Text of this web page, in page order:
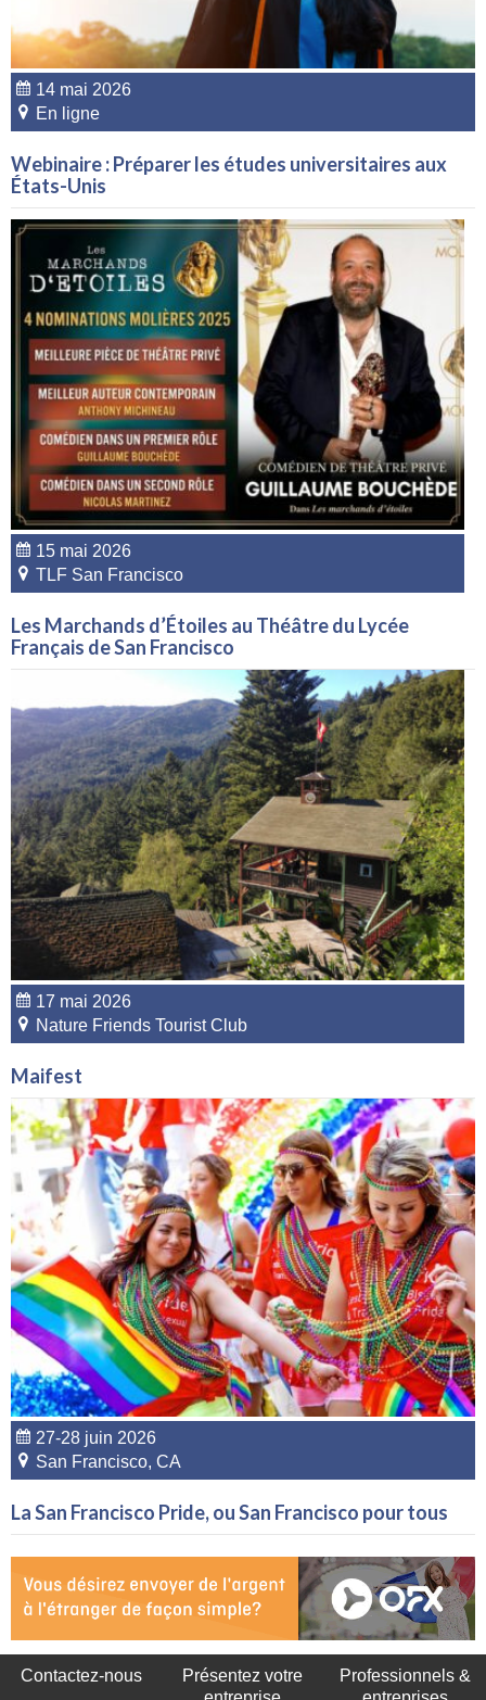
14 mai 2026
En ligne
Webinaire : Préparer les études universitaires aux
États-Unis
15 mai 2026
TLF San Francisco
Les Marchands d’Étoiles au Théâtre du Lycée
Français de San Francisco
17 mai 2026
Nature Friends Tourist Club
Maifest
27-28 juin 2026
San Francisco, CA
La San Francisco Pride, ou San Francisco pour tous
Contactez-nous
Présentez votre
Professionnels &